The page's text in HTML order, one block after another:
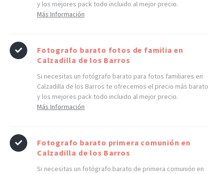
y los mejores pack todo incluido al mejor precio.
Más Información
Fotografo barato fotos de familia en
Calzadilla de los Barros
Si necesitas un fotógrafo barato para fotos familiares en
Calzadilla de los Barros te ofrecemos el precio más barato
y los mejores pack todo incluido al mejor precio.
Más Información
Fotografo barato primera comunión en
Calzadilla de los Barros
Si necesitas un fotógrafo barato de primera comunión en